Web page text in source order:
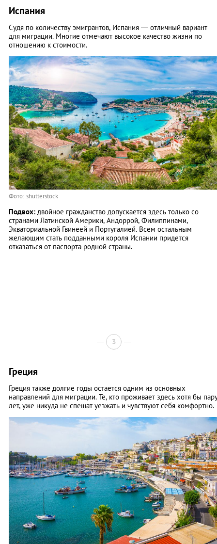
Испания
Судя по количеству эмигрантов, Испания — отличный вариант
для миграции. Многие отмечают высокое качество жизни по
отношению к стоимости.
Фото: shutterstock
Подвох: двойное гражданство допускается здесь только со
странами Латинской Америки, Андоррой, Филиппинами,
Экваториальной Гвинеей и Португалией. Всем остальным
желающим стать подданными короля Испании придется
отказаться от паспорта родной страны.
3
Греция
Греция также долгие годы остается одним из основных
направлений для миграции. Те, кто проживает здесь хотя бы
лет, уже никуда не спешат уезжать и чувствуют себя комфортно.